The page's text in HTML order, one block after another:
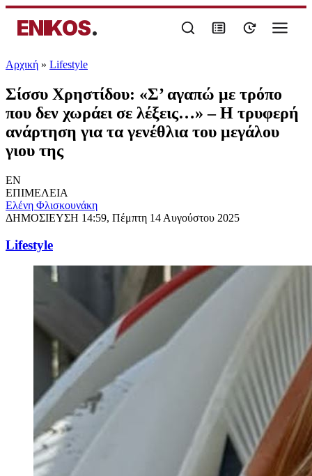
ENIKOS.
Αρχική » Lifestyle
Σίσσυ Χρηστίδου: «Σ’ αγαπώ με τρόπο
που δεν χωράει σε λέξεις…» – Η τρυφερή
ανάρτηση για τα γενέθλια του μεγάλου
γιου της
EN
ΕΠΙΜΕΛΕΙΑ
Ελένη Φλισκουνάκη
ΔΗΜΟΣΙΕΥΣΗ 14:59, Πέμπτη 14 Αυγούστου 2025
Lifestyle